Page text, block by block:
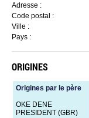
Adresse :
Code postal :
Ville :
Pays :
ORIGINES
Origines par le père
OKE DENE
PRESIDENT (GBR)